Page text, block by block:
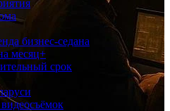
бизнес-седана
месяц+
срок